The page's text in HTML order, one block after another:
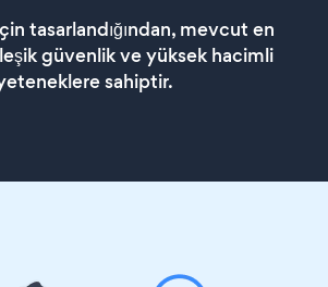
tasarlandığından, mevcut en
güvenlik ve yüksek hacimli
sahiptir.